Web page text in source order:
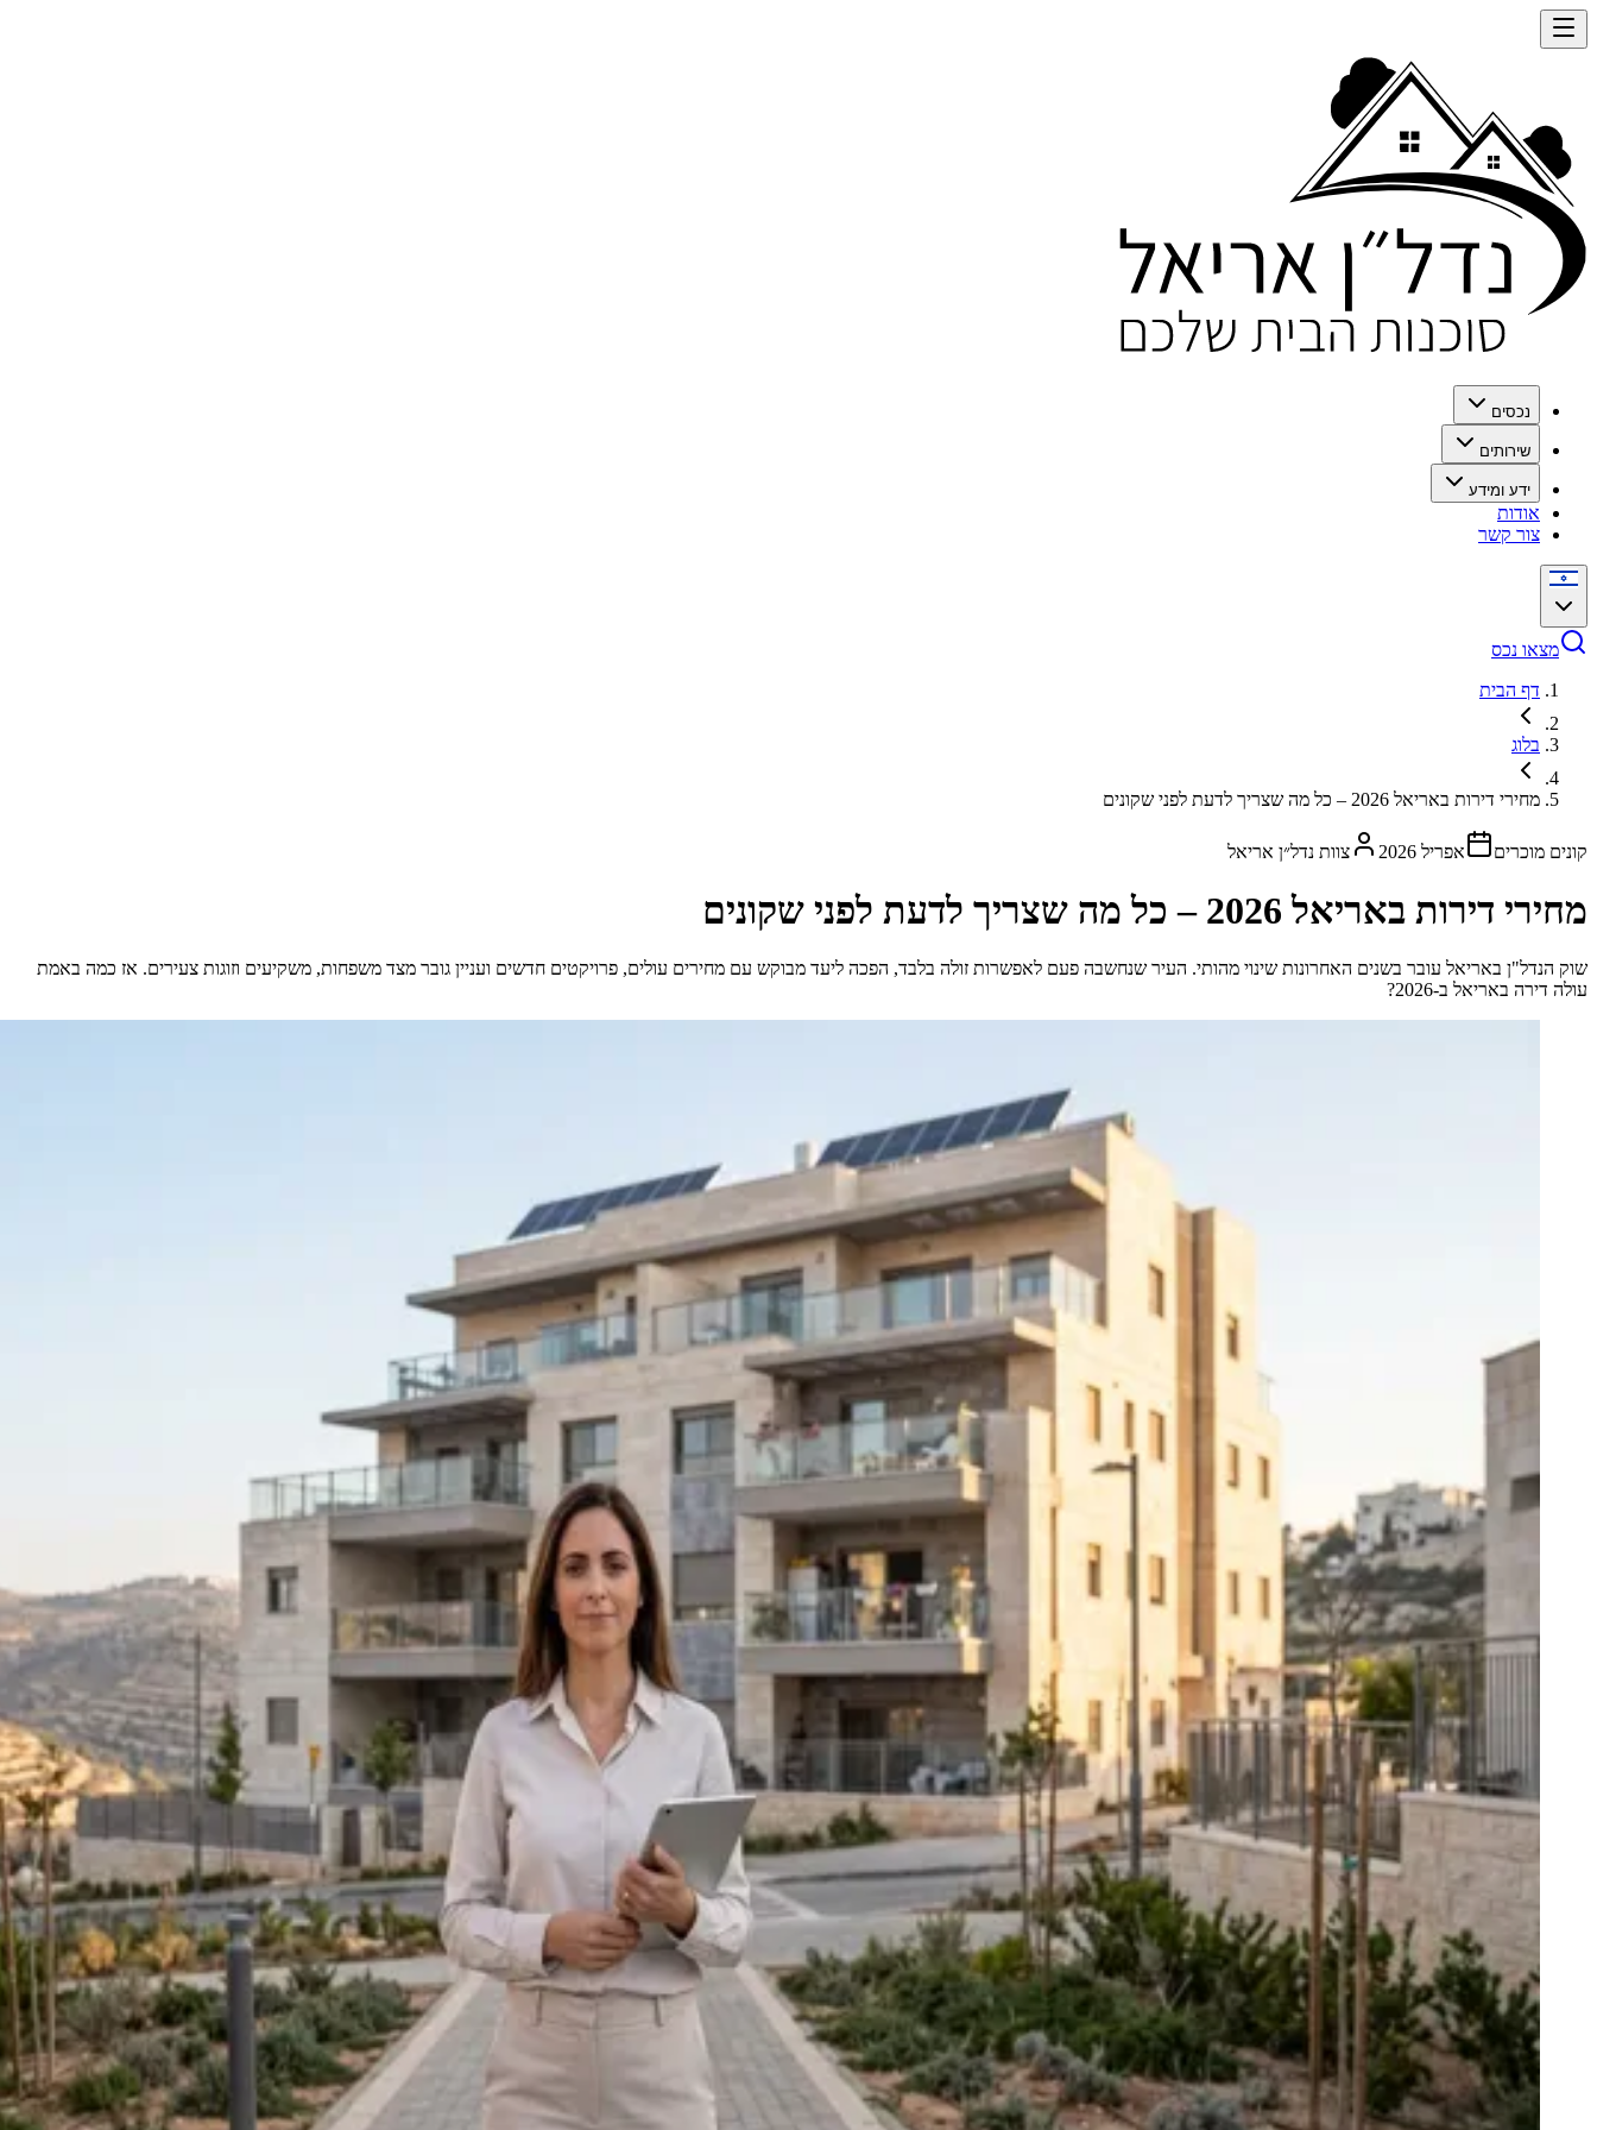
נכסים
שירותים
ידע ומידע
אודות
צור קשר
מצאו נכס
דף הבית
בלוג
מחירי דירות באריאל 2026 – כל מה שצריך לדעת לפני שקונים
קונים מוכרים אפריל 2026 צוות נדל״ן אריאל
מחירי דירות באריאל 2026 – כל מה שצריך לדעת לפני שקונים
שוק הנדל"ן באריאל עובר בשנים האחרונות שינוי מהותי. העיר שנחשבה פעם לאפשרות זולה בלבד, הפכה ליעד מבוקש עם מחירים עולים, פרויקטים חדשים ועניין גובר מצד משפחות, משקיעים וזוגות צעירים. אז כמה באמת
עולה דירה באריאל ב-2026?